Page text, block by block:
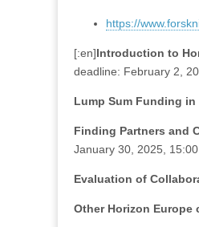
https://
[:en]Introduction to
deadline: February 2,
Lump Sum Funding
Finding Partners and
January 30, 2025, 15:00
Evaluation of
Other Horizon Europe